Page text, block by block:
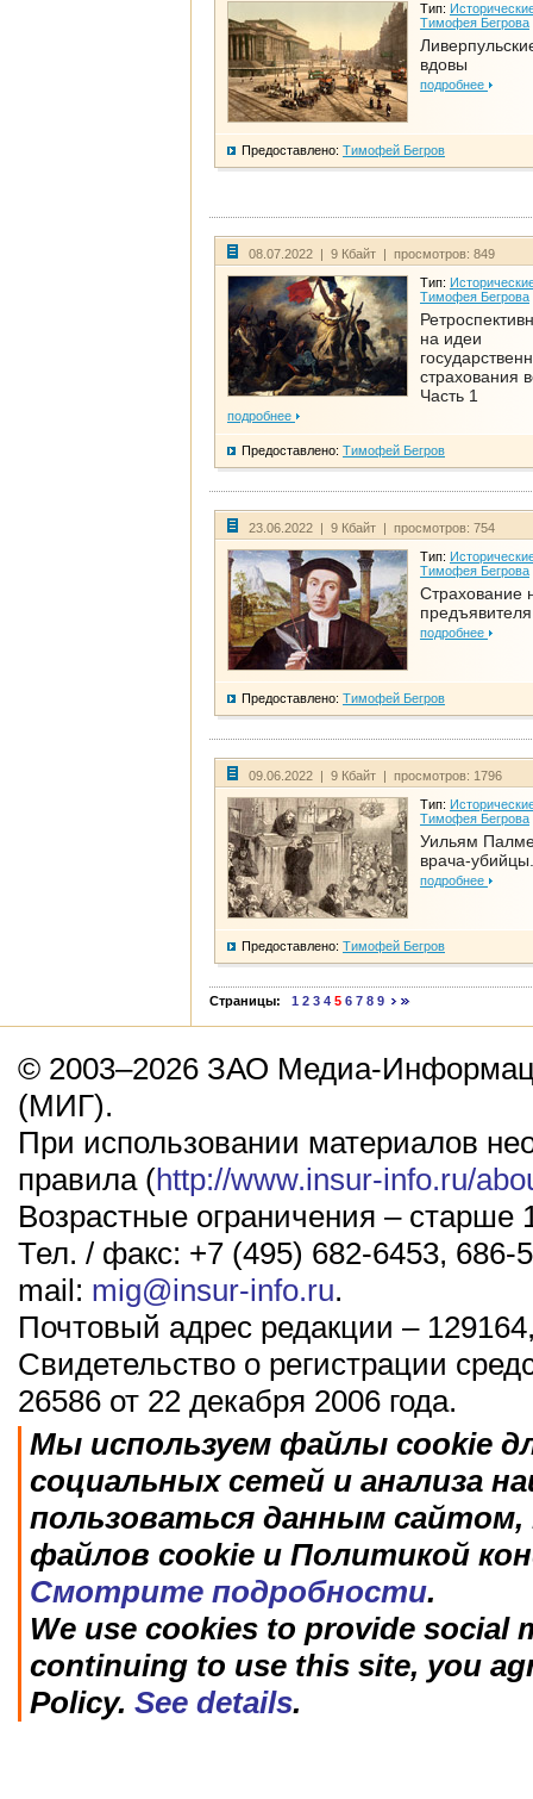
Тип:
Тимофея Бегрова
вдовы
подробнее
Предоставлено: Тимофей Бегров
08.07.2022 | 9 Кбайт | просмотров: 849
Тип:
Тимофея Бегрова
на идеи
страхования
Часть 1
подробнее
Предоставлено: Тимофей Бегров
23.06.2022 | 9 Кбайт | просмотров: 754
Тип:
Тимофея Бегрова
Страхование
предъявителя
подробнее
Предоставлено: Тимофей Бегров
09.06.2022 | 9 Кбайт | просмотров: 1796
Тип:
Тимофея Бегрова
Уильям
врача-
подробнее
Предоставлено: Тимофей Бегров
Страницы: 1 2 3 4 5 6 7 8 9
© 2003–2026 ЗАО Медиа-
(МИГ).
При использовании материалов
правила (http://www.insur-info.ru/
Возрастные ограничения – старше
Тел. / факс: +7 (495) 682-6453, 686-
mail: mig@insur-info.ru.
Почтовый адрес редакции –
Свидетельство о регистрации
26586 от 22 декабря 2006 года.
Мы используем файлы cookie
социальных сетей и анализа
пользоваться данным
файлов cookie и Политикой
Смотрите подробности.
We use cookies to provide social
continuing to use this site, you
Policy. See details.